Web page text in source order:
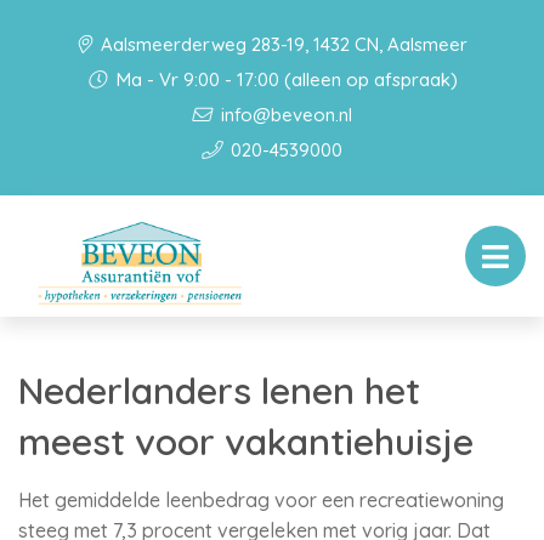
Aalsmeerderweg 283-19, 1432 CN, Aalsmeer
Ma - Vr 9:00 - 17:00 (alleen op afspraak)
info@beveon.nl
020-4539000
Nederlanders lenen het
meest voor vakantiehuisje
Het gemiddelde leenbedrag voor een recreatiewoning
steeg met 7,3 procent vergeleken met vorig jaar. Dat